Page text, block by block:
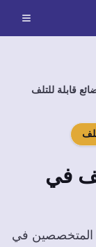
قابلة للتلف
في
المتخصصين في